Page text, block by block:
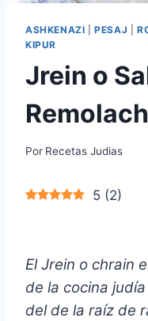
ASHKENAZI |PESAJ
KIPUR
Jrein o
Por Recetas Judias
5 (2)
El Jrein o chrain
de la cocina
del de la raíz de